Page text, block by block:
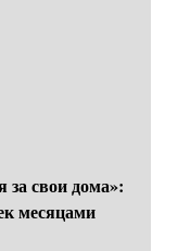
свои дома»:
месяцами